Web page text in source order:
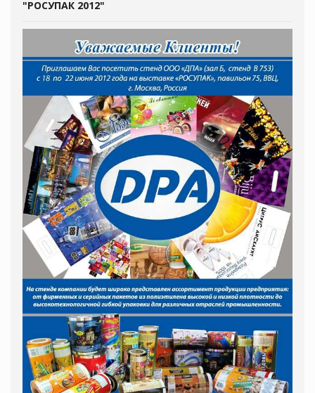
"РОСУПАК 2012"